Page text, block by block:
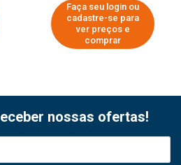
Faça seu login ou
cadastre-se para
ver preços e
comprar
nossas ofertas!